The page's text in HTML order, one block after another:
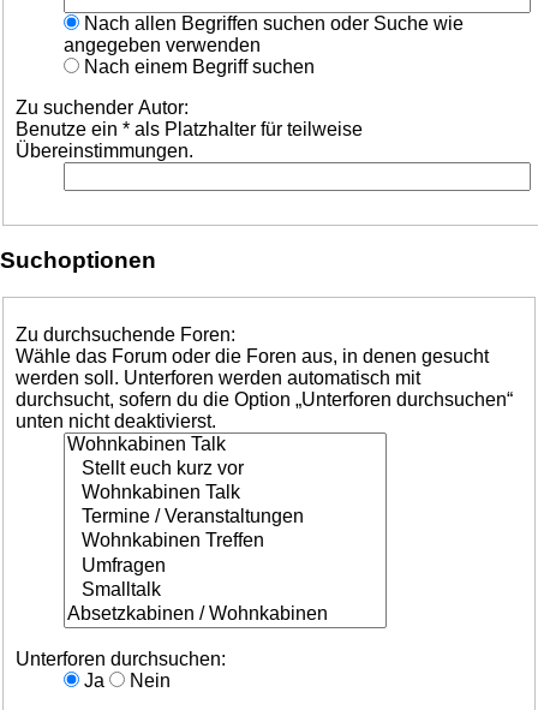
Nach allen Begriffen suchen oder Suche wie
angegeben verwenden
Nach einem Begriff suchen
Zu suchender Autor:
Benutze ein * als Platzhalter für teilweise
Übereinstimmungen.
Suchoptionen
Zu durchsuchende Foren:
Wähle das Forum oder die Foren aus, in denen gesucht
werden soll. Unterforen werden automatisch mit
durchsucht, sofern du die Option „Unterforen durchsuchen“
unten nicht deaktivierst.
Unterforen durchsuchen:
Ja
Nein